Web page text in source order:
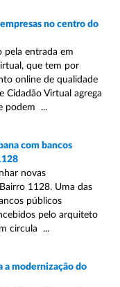
no centro do
pela entrada em
que tem por
online de qualidade
Cidadão Virtual agrega
podem ...
com bancos
novas
1128. Uma das
públicos
pelo arquiteto
circula ...
a modernização do